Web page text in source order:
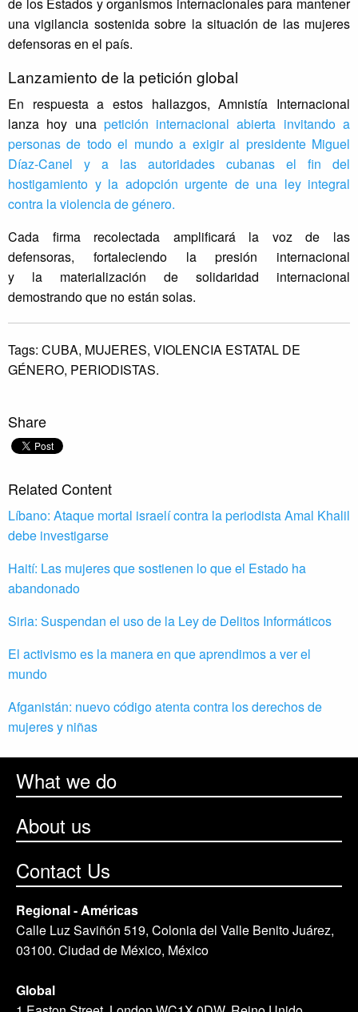
de los Estados y organismos internacionales para mantener
una vigilancia sostenida sobre la situación de las mujeres
defensoras en el país.
Lanzamiento de la petición global
En respuesta a estos hallazgos, Amnistía Internacional
lanza hoy unapetición internacional abierta invitando a
personas de todo el mundo a exigir al presidente Miguel
Díaz-Canel y a las autoridades cubanas el fin del
hostigamiento y la adopción urgente de una ley integral
contra la violencia de género.
Cada firma recolectada amplificará la voz de las
defensoras, fortaleciendo la presión internacional
y la materialización de solidaridad internacional
demostrando que no están solas.
Tags: CUBA, MUJERES, VIOLENCIA ESTATAL DE
GÉNERO, PERIODISTAS.
Share
Related Content
Líbano: Ataque mortal israelí contra la periodista Amal Khalil
debe investigarse
Haití: Las mujeres que sostienen lo que el Estado ha
abandonado
Siria: Suspendan el uso de la Ley de Delitos Informáticos
El activismo es la manera en que aprendimos a ver el
mundo
Afganistán: nuevo código atenta contra los derechos de
mujeres y niñas
What we do
About us
Contact Us
Regional - Américas
Calle Luz Saviñón 519, Colonia del Valle Benito Juárez,
03100. Ciudad de México, México
Global